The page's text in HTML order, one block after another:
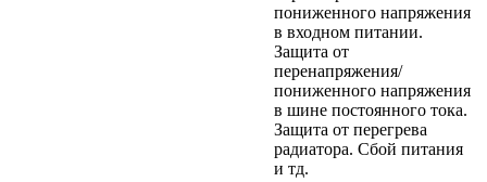
пониженного напряжения
в входном питании.
Защита от
перенапряжения/
пониженного напряжения
в шине постоянного тока.
Защита от перегрева
радиатора. Сбой питания
и тд.